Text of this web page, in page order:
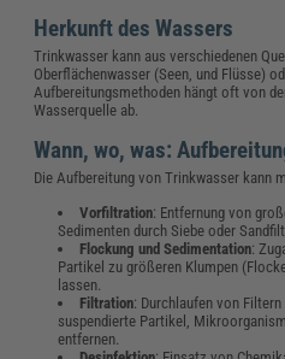
Herkunft des Wassers
Trinkwasser kann aus verschiedenen
Oberflächenwasser (Seen, und Flüsse)
Aufbereitungsmethoden hängt oft von
Wasserquelle ab.
Wann, wo, was:
Die Aufbereitung von Trinkwasser kann
Vorfiltration: Entfernung von
Sedimenten durch Siebe oder
Flockung und Sedimentation:
Partikel zu größeren Klumpen
lassen.
Filtration: Durchlaufen von
suspendierte Partikel,
entfernen.